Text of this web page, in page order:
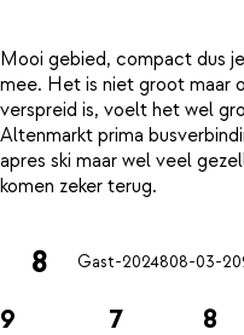
Mooi gebied, compact dus
mee. Het is niet groot maar
verspreid is, voelt het wel
Altenmarkt prima
apres ski maar wel veel
8 Gast-2024808-03-
9 7 8